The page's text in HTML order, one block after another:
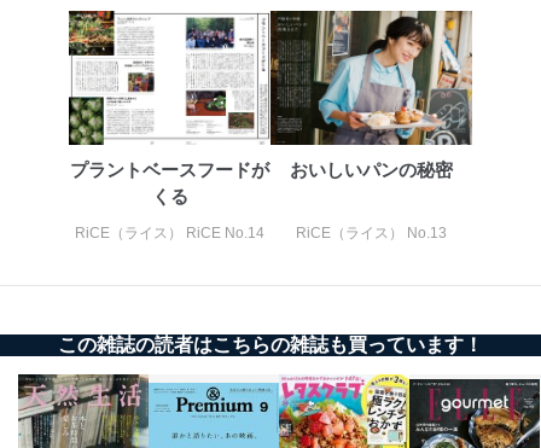
プラントベースフードが
くる
RiCE（ライス） RiCE No.14
おいしいパンの秘密
RiCE（ライス） No.13
この雑誌の読者はこちらの雑誌も買っています！